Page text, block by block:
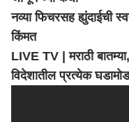
नव्या फिचरसह ह्युंदाईची
किंमत
LIVE TV | मराठी
विदेशातील प्रत्येक